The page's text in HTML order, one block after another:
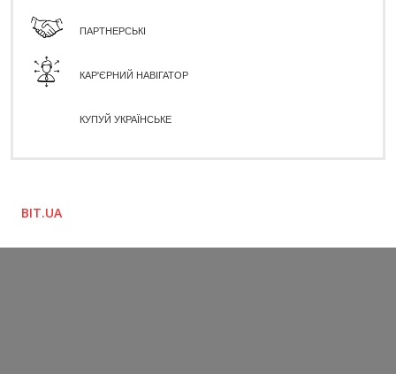
ПАРТНЕРСЬКІ
КАР'ЄРНИЙ НАВІГАТОР
КУПУЙ УКРАЇНСЬКЕ
BIT.UA